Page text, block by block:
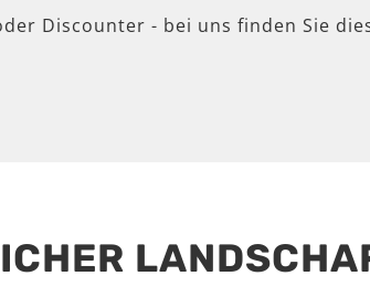
Discounter - bei uns finden Sie